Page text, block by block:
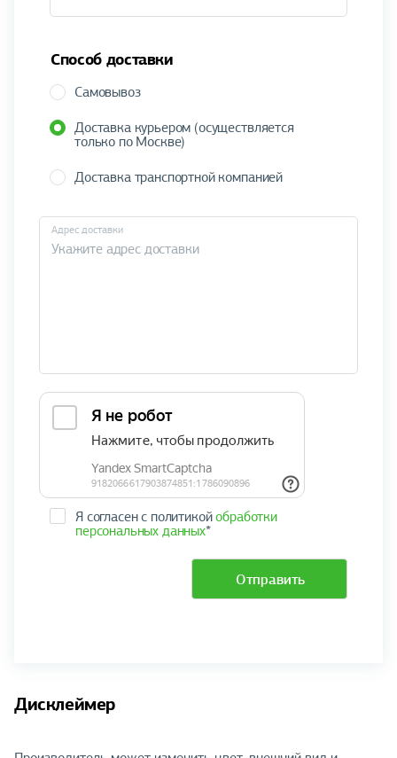
Способ доставки
Самовывоз
Доставка курьером (осуществляется
только по Москве)
Доставка транспортной компанией
Адрес доставки
Я согласен с политикойобработки
персональных данных*
Отправить
Дисклеймер